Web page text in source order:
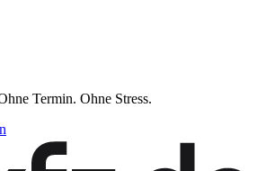
Termin. Ohne Stress.